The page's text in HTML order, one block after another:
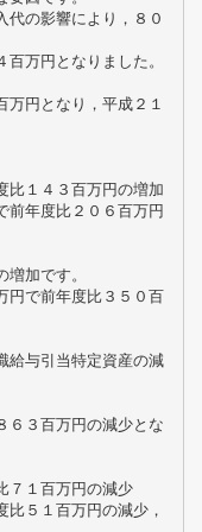
代の影響により，８０
万円となりました。
円となり，平成２１
比１４３百万円の増加
前年度比２０６百万円
加です。
円で前年度比３５０百
給与引当特定資産の減
６３百万円の減少とな
７１百万円の減少
５１百万円の減少，